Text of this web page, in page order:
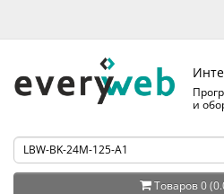
и
Товаров 0